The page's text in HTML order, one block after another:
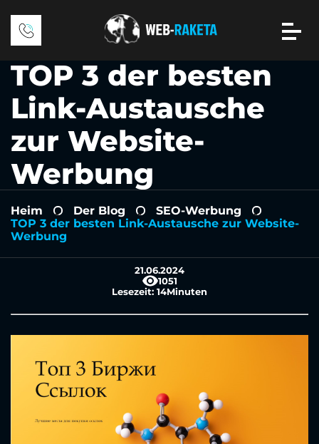
TOP 3 der besten
Link-Austausche
zur Website-
Werbung
Heim - Der Blog - SEO-Werbung -
TOP 3 der besten Link-Austausche zur Website-
Werbung
21.06.2024
1051
Lesezeit: 14Minuten